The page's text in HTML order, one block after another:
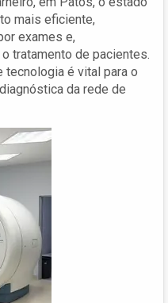
mais eficiente,
exames e,
tratamento de pacientes.
é vital para o
da rede de